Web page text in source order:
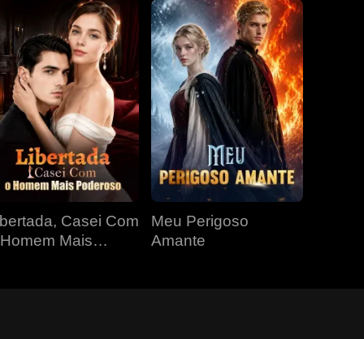
Casei Com
Mais
Meu Perigoso
Amante